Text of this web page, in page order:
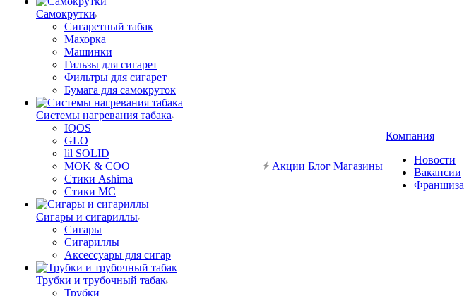
Самокрутки
Сигаретный табак
Махорка
Машинки
Гильзы для сигарет
Фильтры для сигарет
Бумага для самокруток
Системы нагревания табака
IQOS
GLO
lil SOLID
MOK & COO
Стики Ashima
Стики MC
Сигары и сигариллы
Сигары
Сигариллы
Аксессуары для сигар
Трубки и трубочный табак
Трубки
Акции Блог Магазины
Компания
Новости
Вакансии
Франшиза